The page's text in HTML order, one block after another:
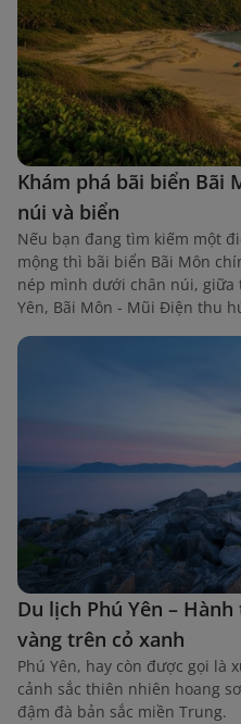
Khám phá bãi biển Bãi
núi và biển
Nếu bạn đang tìm kiếm một
mộng thì bãi biển Bãi Môn
nép mình dưới chân núi, giữa
Yên, Bãi Môn - Mũi Điện thu
Du lịch Phú Yên –
vàng trên cỏ xanh
Phú Yên, hay còn được gọi là
cảnh sắc thiên nhiên hoang
đậm đà bản sắc miền Trung.